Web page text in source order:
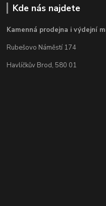
Kde nás najdete
Kamenná prodejna i výdejní
Rubešovo Náměstí 174
Havlíčkův Brod, 580 01